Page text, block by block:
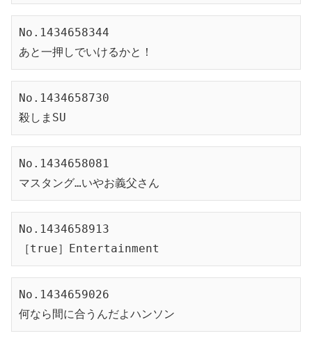
No.1434658344
あと一押しでいけるかと！
No.1434658730
殺しまSU
No.1434658081
マスタング…いやお義父さん
No.1434658913
［true］Entertainment
No.1434659026
何なら間に合うんだよハンソン